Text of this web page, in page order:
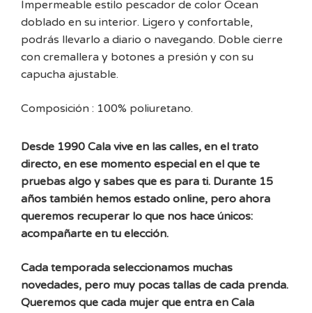
Impermeable estilo pescador de color Ocean
doblado en su interior. Ligero y confortable,
podrás llevarlo a diario o navegando. Doble cierre
con cremallera y botones a presión y con su
capucha ajustable.
Composición : 100% poliuretano.
Desde 1990 Cala vive en las calles, en el trato
directo, en ese momento especial en el que te
pruebas algo y sabes que es para ti. Durante 15
años también hemos estado online, pero ahora
queremos recuperar lo que nos hace únicos:
acompañarte en tu elección.
Cada temporada seleccionamos muchas
novedades, pero muy pocas tallas de cada prenda.
Queremos que cada mujer que entra en Cala